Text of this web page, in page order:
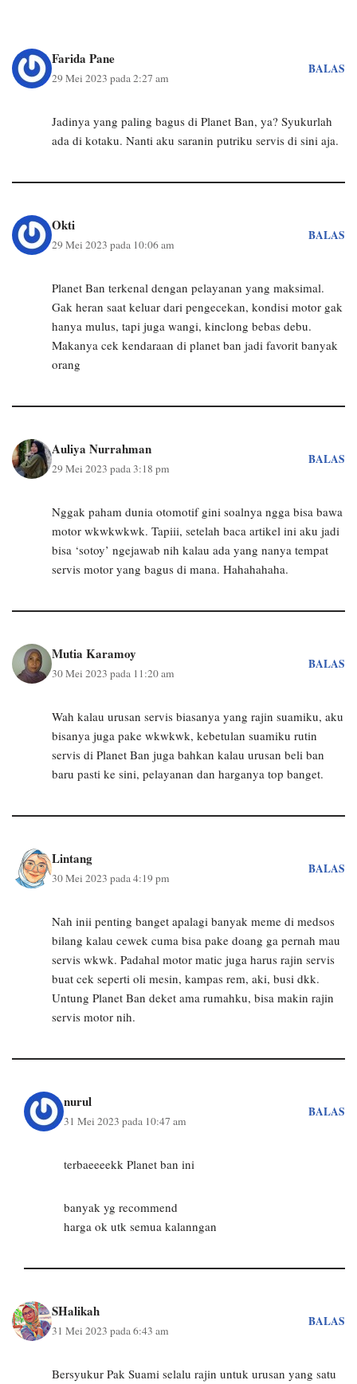
Farida Pane
29 Mei 2023 pada 2:27 am
BALAS
Jadinya yang paling bagus di Planet Ban, ya? Syukurlah
ada di kotaku. Nanti aku saranin putriku servis di sini aja.
Okti
29 Mei 2023 pada 10:06 am
BALAS
Planet Ban terkenal dengan pelayanan yang maksimal.
Gak heran saat keluar dari pengecekan, kondisi motor gak
hanya mulus, tapi juga wangi, kinclong bebas debu.
Makanya cek kendaraan di planet ban jadi favorit banyak
orang
Auliya Nurrahman
29 Mei 2023 pada 3:18 pm
BALAS
Nggak paham dunia otomotif gini soalnya ngga bisa bawa
motor wkwkwkwk. Tapiii, setelah baca artikel ini aku jadi
bisa ‘sotoy’ ngejawab nih kalau ada yang nanya tempat
servis motor yang bagus di mana. Hahahahaha.
Mutia Karamoy
30 Mei 2023 pada 11:20 am
BALAS
Wah kalau urusan servis biasanya yang rajin suamiku, aku
bisanya juga pake wkwkwk, kebetulan suamiku rutin
servis di Planet Ban juga bahkan kalau urusan beli ban
baru pasti ke sini, pelayanan dan harganya top banget.
Lintang
30 Mei 2023 pada 4:19 pm
BALAS
Nah inii penting banget apalagi banyak meme di medsos
bilang kalau cewek cuma bisa pake doang ga pernah mau
servis wkwk. Padahal motor matic juga harus rajin servis
buat cek seperti oli mesin, kampas rem, aki, busi dkk.
Untung Planet Ban deket ama rumahku, bisa makin rajin
servis motor nih.
nurul
31 Mei 2023 pada 10:47 am
BALAS
terbaeeeekk Planet ban ini
banyak yg recommend
harga ok utk semua kalanngan
SHalikah
31 Mei 2023 pada 6:43 am
BALAS
Bersyukur Pak Suami selalu rajin untuk urusan yang satu